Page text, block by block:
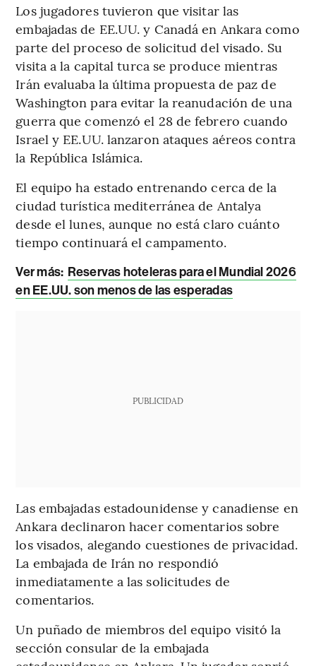
Los jugadores tuvieron que visitar las
embajadas de EE.UU. y Canadá en Ankara como
parte del proceso de solicitud del visado. Su
visita a la capital turca se produce mientras
Irán evaluaba la última propuesta de paz de
Washington para evitar la reanudación de una
guerra que comenzó el 28 de febrero cuando
Israel y EE.UU. lanzaron ataques aéreos contra
la República Islámica.
El equipo ha estado entrenando cerca de la
ciudad turística mediterránea de Antalya
desde el lunes, aunque no está claro cuánto
tiempo continuará el campamento.
Ver más: Reservas hoteleras para el Mundial 2026
en EE.UU. son menos de las esperadas
PUBLICIDAD
Las embajadas estadounidense y canadiense en
Ankara declinaron hacer comentarios sobre
los visados, alegando cuestiones de privacidad.
La embajada de Irán no respondió
inmediatamente a las solicitudes de
comentarios.
Un puñado de miembros del equipo visitó la
sección consular de la embajada